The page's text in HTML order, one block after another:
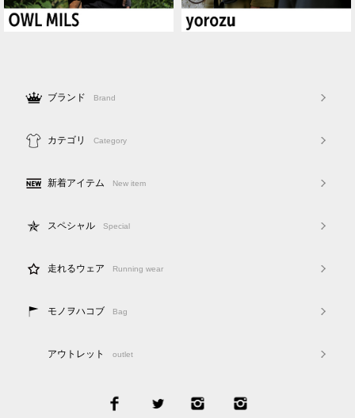
ブランド Brand
カテゴリ Category
新着アイテム New item
スペシャル Special
走れるウェア Running wear
モノヲハコブ Bag
アウトレット outlet